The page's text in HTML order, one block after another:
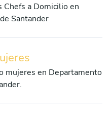
Chefs a Domicilio en
Santander
mujeres en Departamento